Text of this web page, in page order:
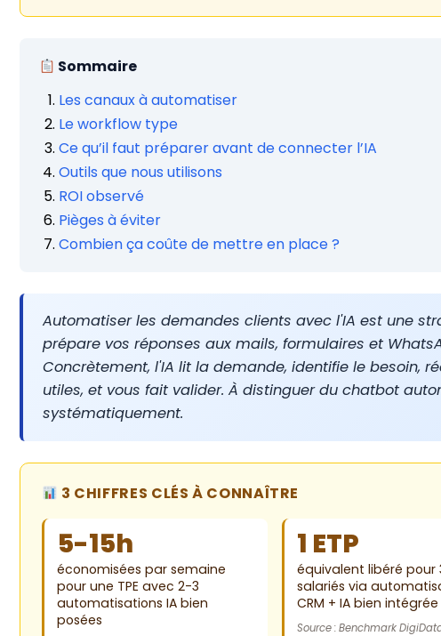
Sommaire
Les canaux à automatiser
Le workflow type
Ce qu’il faut préparer avant de connecter l’IA
Outils que nous utilisons
ROI observé
Pièges à éviter
Combien ça coûte de mettre en place ?
Automatiser les demandes clients avec l'IA est une
prépare vos réponses aux mails, formulaires et
Concrètement, l'IA lit la demande, identifie le besoin,
utiles, et vous fait valider. À distinguer du chatbot
systématiquement.
3 CHIFFRES CLÉS À CONNAÎTRE
5-15h
économisées par semaine
pour une TPE avec 2-3
automatisations IA bien
posées
1 ETP
équivalent libéré pour
salariés via
CRM + IA bien intégrée
Source : Benchmark